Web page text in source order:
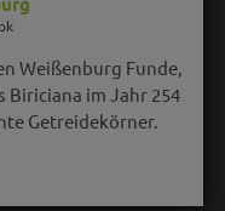
Weißenburg Funde,
Biriciana im Jahr 254
Getreidekörner.